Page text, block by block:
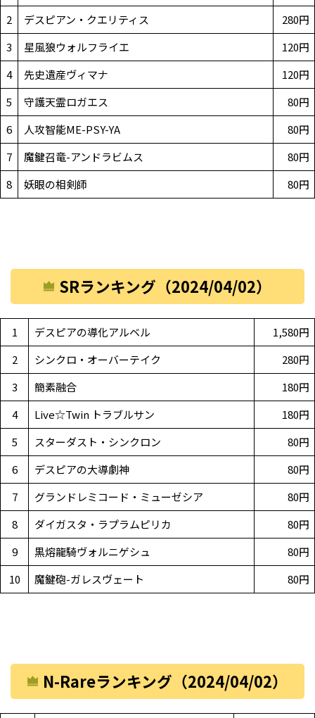
2
デスピアン・クエリティス
280円
3
星風狼ウォルフライエ
120円
4
先史遺産ヴィマナ
120円
5
守護天霊ロガエス
80円
6
人攻智能ME-PSY-YA
80円
7
魔鍵召竜-アンドラビムス
80円
8
妖眼の相剣師 80円
SRランキング（2024/04/02）
1 デスピアの導化アルベル
1,580円
2
シンクロ・オーバーテイク
280円
3
簡素融合
180円
4
Live☆Twin トラブルサン
180円
5
スターダスト・シンクロン
80円
6
デスピアの大導劇神
80円
7
グランドレミコード・ミューゼシア
80円
8
ダイガスタ・ラプラムピリカ
80円
9
黒熔龍騎ヴォルニゲシュ
80円
10
魔鍵砲-ガレスヴェート 80円
N-Rareランキング（2024/04/02）